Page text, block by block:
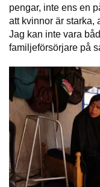
pengar, inte ens en
att kvinnor är starka,
Jag kan inte vara
familjeförsörjare på